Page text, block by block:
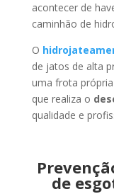
acontecer de
caminhão de
O
de jatos de alta
uma frota
que realiza o
qualidade e
de